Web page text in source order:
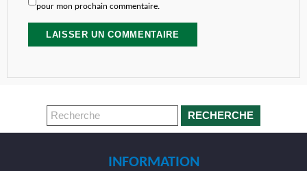
pour mon prochain commentaire.
RECHERCHE
INFORMATION